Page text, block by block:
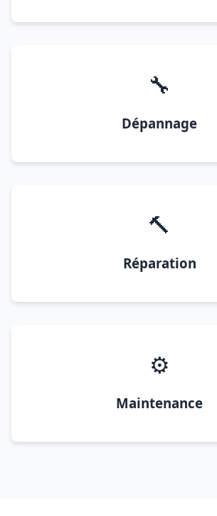
🔧
Dépannage
🔨
Réparation
⚙️
Maintenance